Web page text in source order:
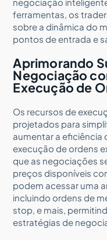
negociação
ferramentas, os
sobre a dinâmica do
pontos de entrada e
Aprimorando
Negociação
Execução de
Os recursos de
projetados para
aumentar a
execução de ordens
que as negociações
preços disponíveis
podem acessar uma
incluindo ordens de
stop, e mais,
estratégias de